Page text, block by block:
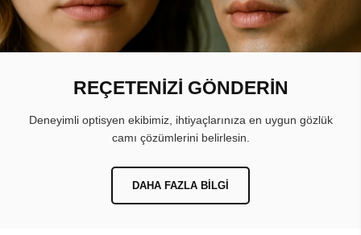
REÇETENİZİ GÖNDERİN
Deneyimli optisyen ekibimiz, ihtiyaçlarınıza en uygun gözlük
camı çözümlerini belirlesin.
DAHA FAZLA BILGI